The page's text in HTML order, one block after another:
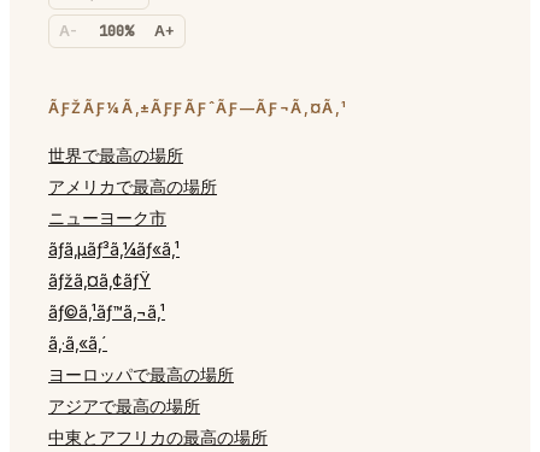
A- 100% A+
ÃƑŽÃƑ¼Ã‚±ÃƑƑÃƑˆÃƑ—ÃƑ¬Ã‚¤Ã‚¹
世界で最高の場所
アメリカで最高の場所
ニューヨーク市
ãƒ­ã‚µãƒ³ã‚¼ãƒ«ã‚¹
ãƒžã‚¤ã‚¢ãƒŸ
ãƒ©ã‚¹ãƒ™ã‚¬ã‚¹
ã‚·ã‚«ã‚´
ヨーロッパで最高の場所
アジアで最高の場所
中東とアフリカの最高の場所